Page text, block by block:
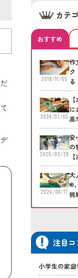
カテ
おすすめ
2018/11/05
作
ク
る
2024/07/05
【
に
高
2025/03/28
安
の
2026/04/17
大
®
挑
注目
小学生の家庭